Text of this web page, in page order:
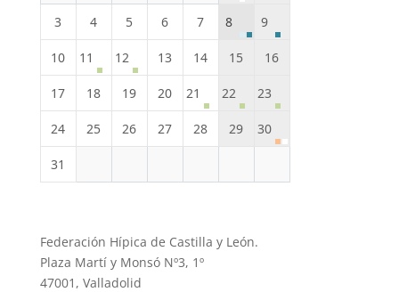
3 4 5 6 7 8 9
10 11 12 13 14 15 16
17 18 19 20 21 22 23
24 25 26 27 28 29 30
31
Federación Hípica de Castilla y León.
Plaza Martí y Monsó Nº3, 1º
47001, Valladolid